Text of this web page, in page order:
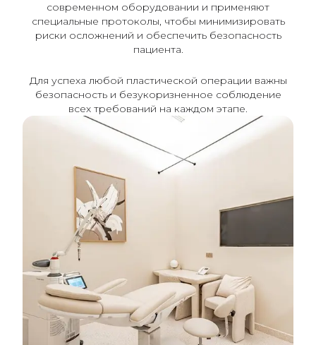
современном оборудовании и применяют
специальные протоколы, чтобы минимизировать
риски осложнений и обеспечить безопасность
пациента.
Для успеха любой пластической операции важны
безопасность и безукоризненное соблюдение
всех требований на каждом этапе.